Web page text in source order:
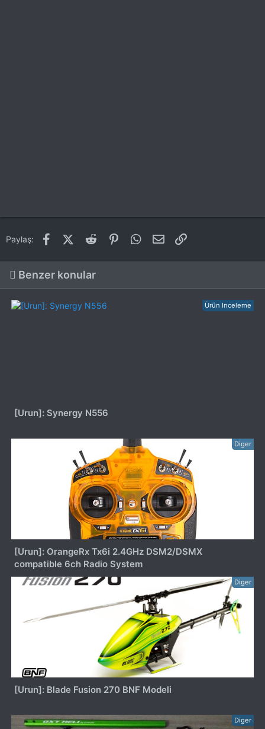
Paylaş: FacebookX (Twitter)
Reddit PinterestWhatsApp
E-posta
Benzer konular
Ürün Inceleme
[Urun]: Synergy N556
Diger
[Urun]: OrangeRx Tx6i 2.4GHz DSM2/DSMX
compatible 6ch Radio System
Diger
[Urun]: Blade Fusion 270 BNF Modeli
Diger